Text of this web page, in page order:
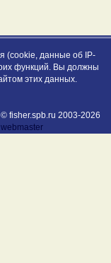
(cookie, данные об IP-
функций. Вы должны
этих данных.
© fisher.spb.ru 2003-2026
webmaster